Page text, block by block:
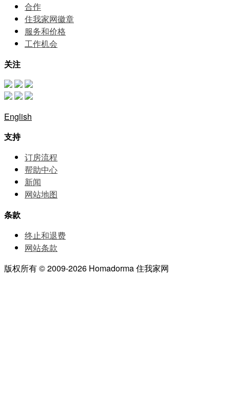
合作
住我家网徽章
服务和价格
⼯作机会
关注
English
支持
订房流程
帮助中⼼
新闻
网站地图
条款
终止和退费
网站条款
版权所有 © 2009-2026 Homadorma 住我家网